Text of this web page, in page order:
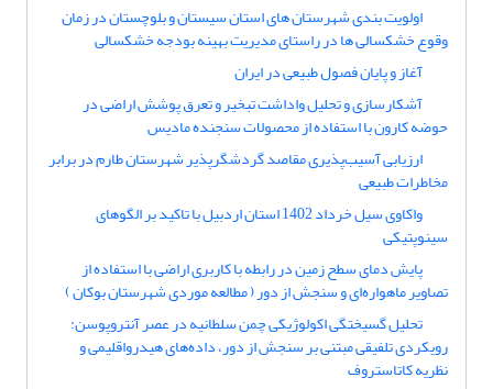
اولویت بندی شهرستان های استان سیستان و بلوچستان در زمان
وقوع خشکسالی ها در راستای مدیریت بهینه بودجه خشکسالی
آغاز و پایان فصول طبیعی در ایران
آشکارسازی و تحلیل واداشت تبخیر و تعرق پوشش اراضی در
حوضه کارون با استفاده از محصولات سنجنده مادیس
ارزیابی آسیب‌‌پذیری مقاصد گردشگرپذیر شهرستان طارم در برابر
مخاطرات طبیعی
واکاوی سیل خرداد 1402 استان اردبیل با تاکید بر الگوهای
سینوپتیکی
پایش دمای سطح زمین در رابطه با کاربری اراضی با استفاده از
تصاویر ماهواره‌ای و سنجش از دور ( مطالعه موردی شهرستان بوکان )
تحلیل گسیختگی اکولوژیکی چمن سلطانیه در عصر آنتروپوسن:
رویکردی تلفیقی مبتنی بر سنجش از دور، داده‌های هیدرواقلیمی و
نظریه کاتاستروف